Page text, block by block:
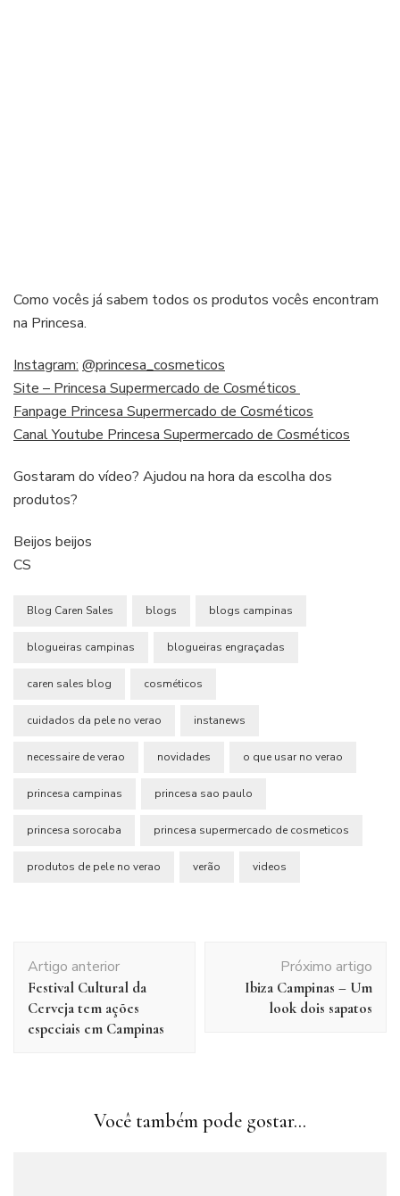
Como vocês já sabem todos os produtos vocês encontram
na Princesa.
Instagram: @princesa_cosmeticos
Site – Princesa Supermercado de Cosméticos
Fanpage Princesa Supermercado de Cosméticos
Canal Youtube Princesa Supermercado de Cosméticos
Gostaram do vídeo? Ajudou na hora da escolha dos
produtos?
Beijos beijos
CS
Blog Caren Sales blogs blogs campinas
blogueiras campinas blogueiras engraçadas
caren sales blog cosméticos
cuidados da pele no verao instanews
necessaire de verao novidades o que usar no verao
princesa campinas princesa sao paulo
princesa sorocaba princesa supermercado de cosmeticos
produtos de pele no verao verão videos
de
post
Artigo anterior
Festival Cultural da
Cerveja tem ações
especiais em Campinas
Próximo artigo
Ibiza Campinas – Um
look dois sapatos
Você também pode gostar...